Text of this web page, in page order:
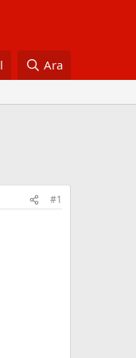
Ara
#1